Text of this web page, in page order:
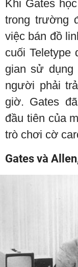
Khi Gates
trong trường
việc bán đồ
cuối Teletype
gian sử dụng
người phải
giờ. Gates
đầu tiên của
trò chơi cờ
Gates và